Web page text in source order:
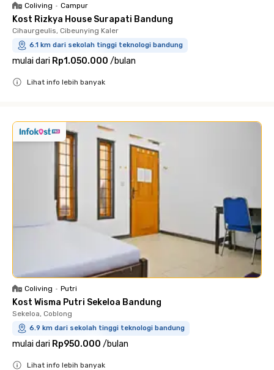
Coliving • Campur
Kost Rizkya House Surapati Bandung
Cihaurgeulis, Cibeunying Kaler
6.1 km dari sekolah tinggi teknologi bandung
mulai dari Rp1.050.000 /bulan
Lihat info lebih banyak
Coliving • Putri
Kost Wisma Putri Sekeloa Bandung
Sekeloa, Coblong
6.9 km dari sekolah tinggi teknologi bandung
mulai dari Rp950.000 /bulan
Lihat info lebih banyak